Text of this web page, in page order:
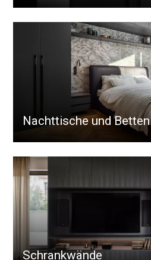
Nachttische und Betten
Schrankwände